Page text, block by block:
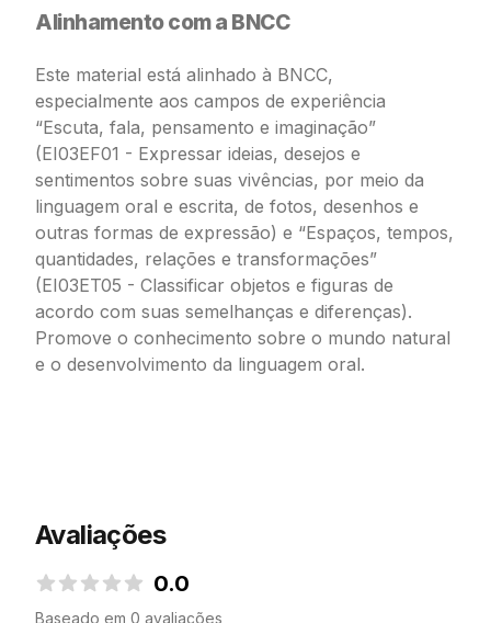
Alinhamento com a BNCC
Este material está alinhado à BNCC,
especialmente aos campos de experiência
“Escuta, fala, pensamento e imaginação”
(EI03EF01 - Expressar ideias, desejos e
sentimentos sobre suas vivências, por meio da
linguagem oral e escrita, de fotos, desenhos e
outras formas de expressão) e “Espaços, tempos,
quantidades, relações e transformações”
(EI03ET05 - Classificar objetos e figuras de
acordo com suas semelhanças e diferenças).
Promove o conhecimento sobre o mundo natural
e o desenvolvimento da linguagem oral.
Avaliações
0.0
Baseado em 0 avaliações